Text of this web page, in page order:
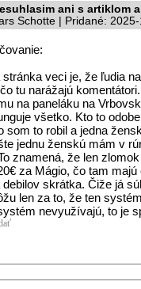
ani s artiklom
Schotte | Pridané:
stránka veci je, že ľudia
tu narážajú
na paneláku na
všetko. Kto to
som to robil a jedna
jednu ženskú mám v
znamená, že len
za Mágio, čo tam
debilov skrátka. Čiže já
len za to, že ten
nevyužívajú, to je